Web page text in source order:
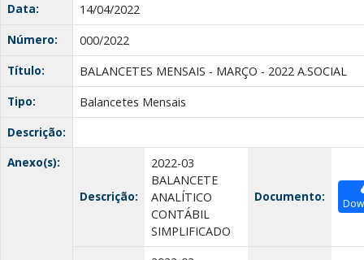
Data:
14/04/2022
Número:
000/2022
Título:
BALANCETES MENSAIS - MARÇO - 2022 A.SOCIAL
Tipo:
Balancetes Mensais
Descrição:
Anexo(s):
Descrição:
2022-03
BALANCETE
ANALÍTICO
CONTÁBIL
SIMPLIFICADO
Documento: